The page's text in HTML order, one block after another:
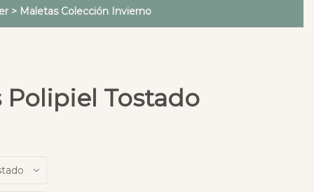
> Maletas Colección Invierno
Polipiel Tostado